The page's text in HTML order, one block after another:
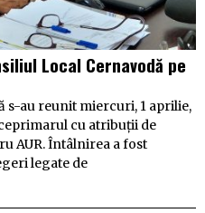
Local Cernavodă pe
s-au reunit miercuri, 1 aprilie,
cu atribuții de
AUR. Întâlnirea a fost
legate de